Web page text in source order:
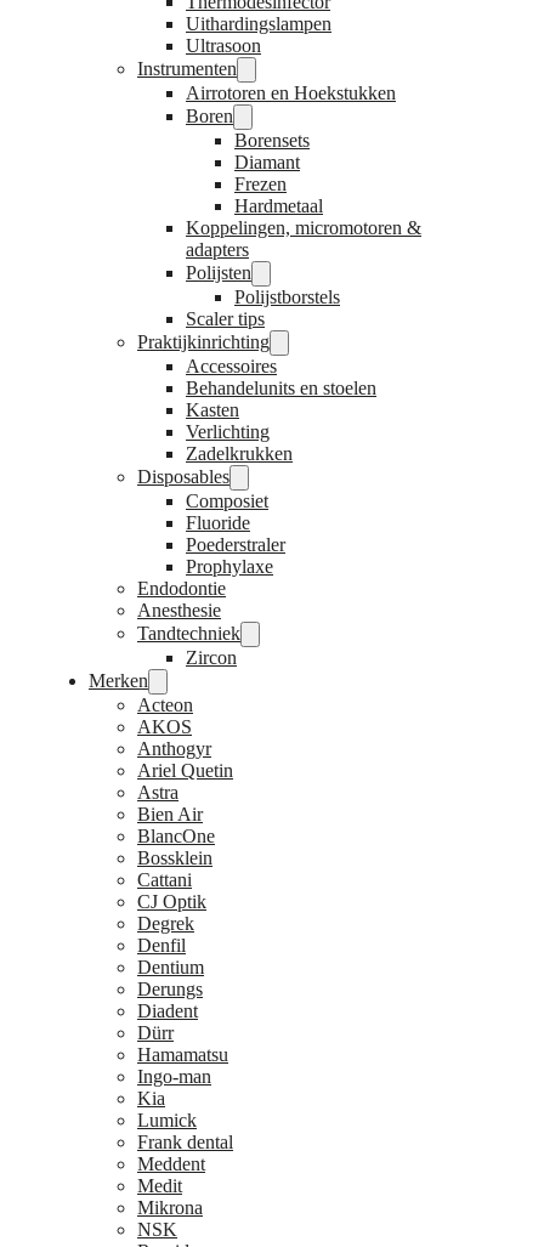
Uithardingslampen
Ultrasoon
Instrumenten
Airrotoren en Hoekstukken
Boren
Borensets
Diamant
Frezen
Hardmetaal
Koppelingen, micromotoren &
adapters
Polijsten
Polijstborstels
Scaler tips
Praktijkinrichting
Accessoires
Behandelunits en stoelen
Kasten
Verlichting
Zadelkrukken
Disposables
Composiet
Fluoride
Poederstraler
Prophylaxe
Endodontie
Anesthesie
Tandtechniek
Zircon
Merken
Acteon
AKOS
Anthogyr
Ariel Quetin
Astra
Bien Air
BlancOne
Bossklein
Cattani
CJ Optik
Degrek
Denfil
Dentium
Derungs
Diadent
Dürr
Hamamatsu
Ingo-man
Kia
Lumick
Frank dental
Meddent
Medit
Mikrona
NSK